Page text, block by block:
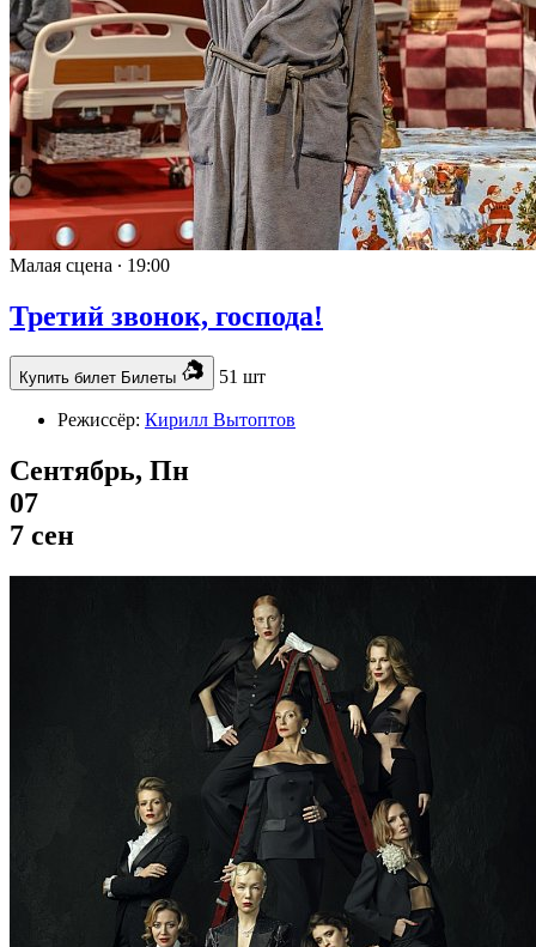
Малая сцена ∙ 19:00
Третий звонок, господа!
Купить билет Билеты 51 шт
Режиссёр: Кирилл Вытоптов
Сентябрь, Пн
07
7 сен